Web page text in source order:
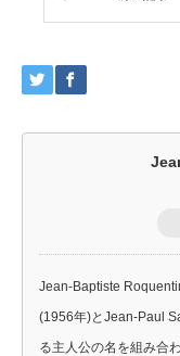
Jean-Baptiste
(1956年)とJean-Paul
る主人公の名を組み合